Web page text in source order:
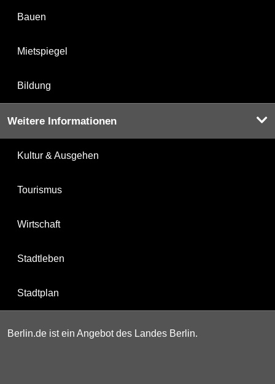
Bauen
Mietspiegel
Bildung
Weitere Informationen
Kultur & Ausgehen
Tourismus
Wirtschaft
Stadtleben
Stadtplan
Berlin.de ist ein Angebot des Landes Berlin.